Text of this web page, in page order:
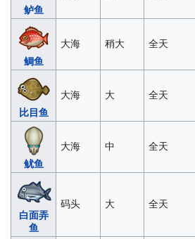
鲈鱼
鲷鱼
大海 稍大 全天
比目鱼
大海 大 全天
鱿鱼
大海 中 全天
白面弄
鱼
码头 大 全天